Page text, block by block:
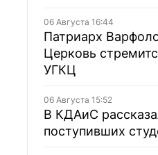
06 Августа 16:44
Патриарх
Церковь
УГКЦ
06 Августа 15:52
В КДАиС
поступивших